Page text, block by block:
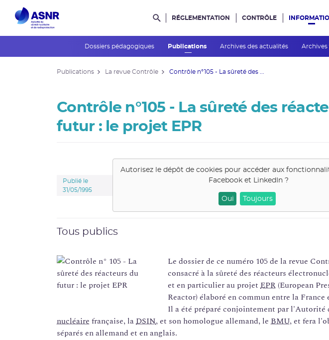
Rechercher dans le site
RÉGLEMENTATION CONTRÔLE
Dossiers pédagogiques Publications Archives des actualités Archives
Publications La revue Contrôle Contrôle n°105 - La sûreté des ...
Contrôle n°105 - La sûreté des
futur : le projet EPR
Publié le
31/05/1995
Autorisez le dépôt de cookies pour accéder aux
Facebook et LinkedIn ?
Oui Toujours
Tous publics
Le dossier de ce numéro 105 de la revue
consacré à la sûreté des réacteurs
et en particulier au projetEPR (European
Reactor) élaboré en commun entre la
Il a été préparé conjointement par l'Autorité
nucléaire française, laDSIN, et son homologue allemand, le BMU, et fera
séparés en allemand et en anglais.